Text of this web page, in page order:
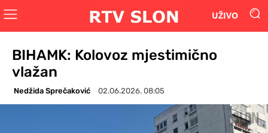
UŽIVO
BIHAMK: Kolovoz mjestimično
vlažan
Nedžida Sprečaković 02.06.2026. 08:05